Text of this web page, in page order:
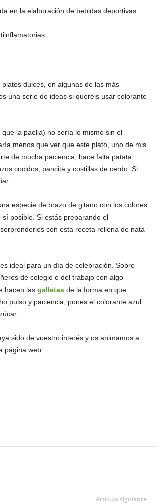
en la elaboración de bebidas deportivas.
dulces, en algunas de las más
una serie de ideas si queréis usar colorante
la paella) no sería lo mismo sin el
menos que ver que este plato, uno de mis
de mucha paciencia, hace falta patata,
cocidos, pancita y costillas de cerdo. Si
especie de brazo de gitano con los colores
posible. Si estás preparando el
con esta receta rellena de nata
ideal para un día de celebración. Sobre
de colegio o del trabajo con algo
hacen las galletas de la forma en que
pulso y paciencia, pones el colorante azul
sido de vuestro interés y os animamos a
página web.
Artículo siguiente